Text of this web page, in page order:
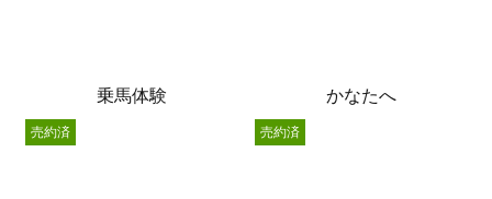
乗馬体験 かなたへ
売約済 売約済